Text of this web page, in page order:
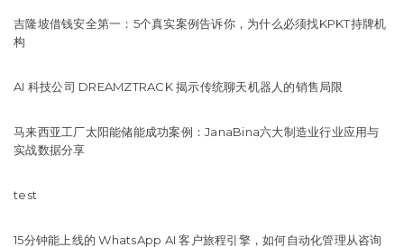
吉隆坡借钱安全第一：5个真实案例告诉你，为什么必须找KPKT持牌机
构
AI 科技公司 DREAMZTRACK 揭示传统聊天机器人的销售局限
马来西亚工厂太阳能储能成功案例：JanaBina六大制造业行业应用与
实战数据分享
test
15分钟能上线的 WhatsApp AI 客户旅程引擎，如何自动化管理从咨询